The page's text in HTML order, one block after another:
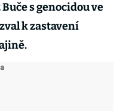
s genocidou ve
k zastavení